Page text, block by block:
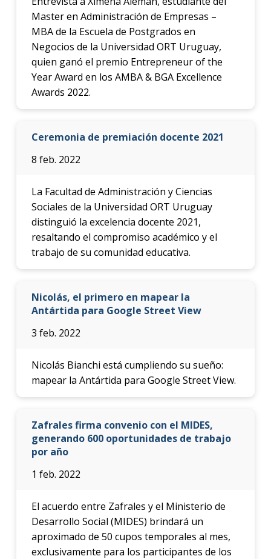
Master en Administración de Empresas –
MBA de la Escuela de Postgrados en
Negocios de la Universidad ORT Uruguay,
quien ganó el premio Entrepreneur of the
Year Award en los AMBA & BGA Excellence
Awards 2022.
Ceremonia de premiación docente 2021
8 feb. 2022
La Facultad de Administración y Ciencias
Sociales de la Universidad ORT Uruguay
distinguió la excelencia docente 2021,
resaltando el compromiso académico y el
trabajo de su comunidad educativa.
Nicolás, el primero en mapear la
Antártida para Google Street View
3 feb. 2022
Nicolás Bianchi está cumpliendo su sueño:
mapear la Antártida para Google Street View.
Zafrales firma convenio con el MIDES,
generando 600 oportunidades de trabajo
por año
1 feb. 2022
El acuerdo entre Zafrales y el Ministerio de
Desarrollo Social (MIDES) brindará un
aproximado de 50 cupos temporales al mes,
exclusivamente para los participantes de los